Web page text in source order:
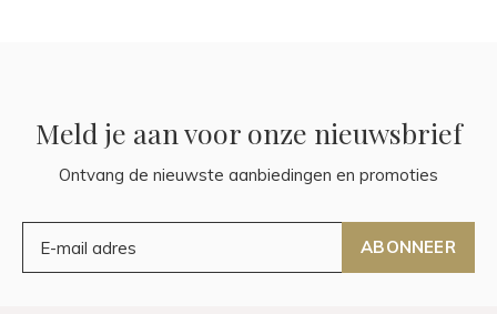
Meld je aan voor onze nieuwsbrief
Ontvang de nieuwste aanbiedingen en promoties
ABONNEER